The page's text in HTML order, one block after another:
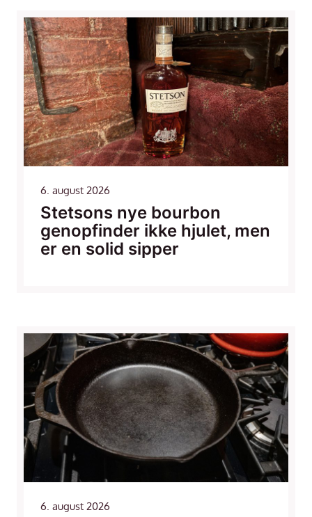
6. august 2026
Stetsons nye bourbon
genopfinder ikke hjulet, men
er en solid sipper
6. august 2026